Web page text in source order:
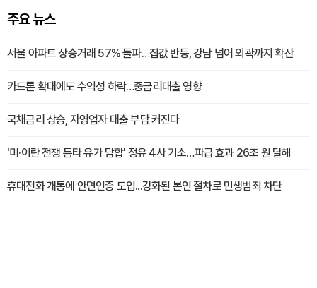
주요 뉴스
서울 아파트 상승거래 57% 돌파…집값 반등, 강남 넘어 외곽까지 확산
카드론 확대에도 수익성 하락…중금리대출 영향
국채금리 상승, 자영업자 대출 부담 커진다
'미·이란 전쟁 틈타 유가 담합' 정유 4사 기소…파급 효과 26조 원 달해
휴대전화 개통에 안면인증 도입...강화된 본인 절차로 민생범죄 차단